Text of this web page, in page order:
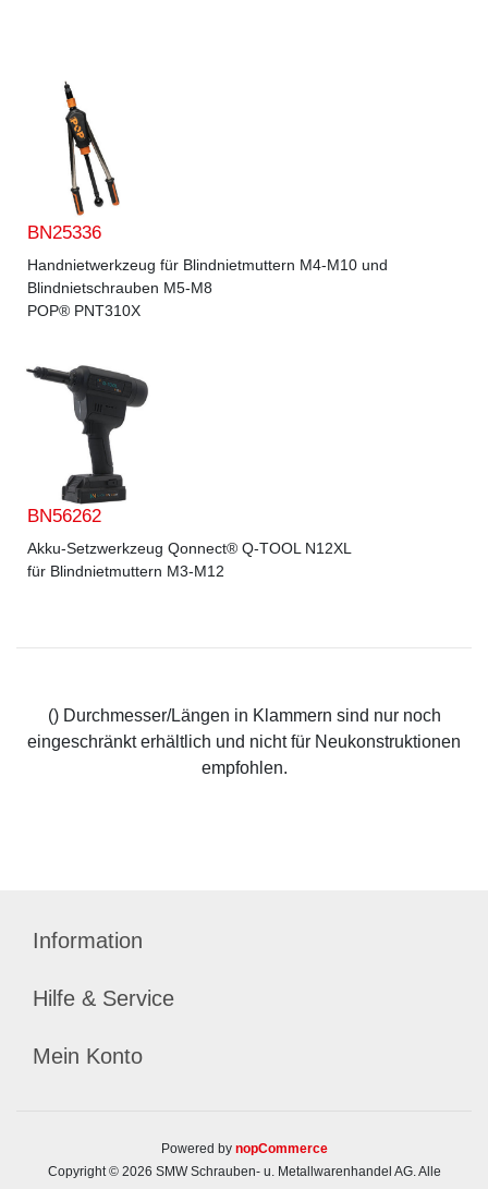
BN25336
Handnietwerkzeug für Blindnietmuttern M4-M10 und
Blindnietschrauben M5-M8
POP® PNT310X
BN56262
Akku-Setzwerkzeug Qonnect® Q-TOOL N12XL
für Blindnietmuttern M3-M12
() Durchmesser/Längen in Klammern sind nur noch
eingeschränkt erhältlich und nicht für Neukonstruktionen
empfohlen.
Information
Hilfe & Service
Mein Konto
Powered by nopCommerce
Copyright © 2026 SMW Schrauben- u. Metallwarenhandel AG. Alle